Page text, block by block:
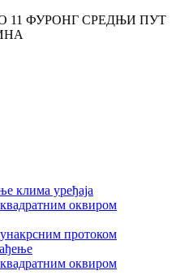
11 ФУРОНГ СРЕДЊИ ПУТ
клима уређаја
оквиром
протоком
оквиром